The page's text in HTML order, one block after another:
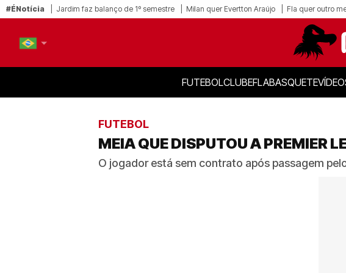
#ÉNotícia Jardim faz balanço de 1º semestre Milan quer Evertton Araújo Fla quer outro
FUTEBOLCLUBEFLABASQUETE
FUTEBOL
MEIA QUE DISPUTOU A PREMIER
O jogador está sem contrato após passagem